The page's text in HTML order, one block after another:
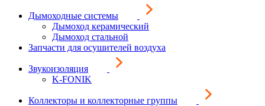
Дымоходные системы
Дымоход керамический
Дымоход стальной
Запчасти для осушителей воздуха
Звукоизоляция
K-FONIK
Коллекторы и коллекторные группы